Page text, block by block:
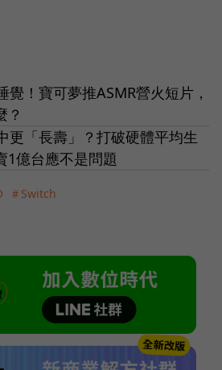
覺！寶可夢推ASMR營火短片，
？
更「長壽」？打破硬體平均生
1億台應不是問題
＃Switch